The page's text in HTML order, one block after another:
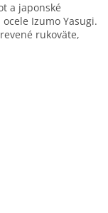
a japonské
Izumo Yasugi.
rukoväte,